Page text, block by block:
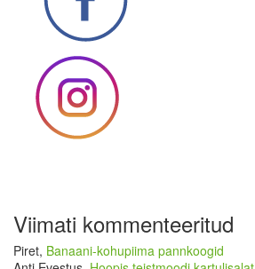
Viimati kommenteeritud
Piret, Banaani-kohupiima pannkoogid